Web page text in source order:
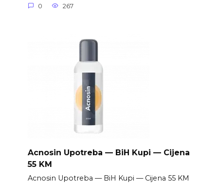
0 267
Acnosin Upotreba — BiH Kupi — Cijena
55 KM
Acnosin Upotreba — BiH Kupi — Cijena 55 KM